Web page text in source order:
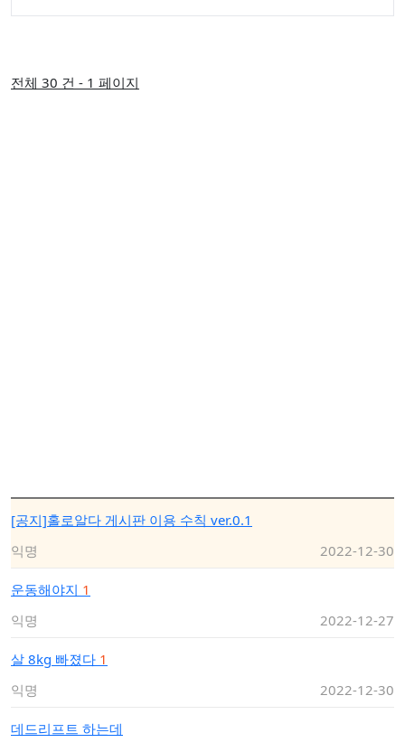
전체 30 건 - 1 페이지
[공지]홀로알다 게시판 이용 수칙 ver.0.1
익명
2022-12-30
운동해야지 1
익명
2022-12-27
살 8kg 빠졌다 1
익명
2022-12-30
데드리프트 하는데